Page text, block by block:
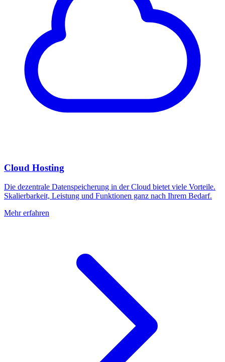
Cloud Hosting
Die dezentrale Datenspeicherung in der Cloud bietet viele Vorteile.
Skalierbarkeit, Leistung und Funktionen ganz nach Ihrem Bedarf.
Mehr erfahren